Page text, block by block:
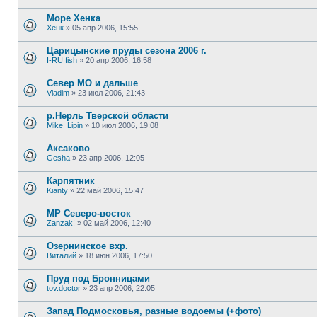
Море Хенка
Хенк » 05 апр 2006, 15:55
Царицынские пруды сезона 2006 г.
I-RU fish » 20 апр 2006, 16:58
Север МО и дальше
Vladim » 23 июл 2006, 21:43
р.Нерль Тверской области
Mike_Lipin » 10 июл 2006, 19:08
Аксаково
Gesha » 23 апр 2006, 12:05
Карпятник
Kianty » 22 май 2006, 15:47
MP Северо-восток
Zanzak! » 02 май 2006, 12:40
Озернинское вхр.
Виталий » 18 июн 2006, 17:50
Пруд под Бронницами
tov.doctor » 23 апр 2006, 22:05
Запад Подмосковья, разные водоемы (+фото)